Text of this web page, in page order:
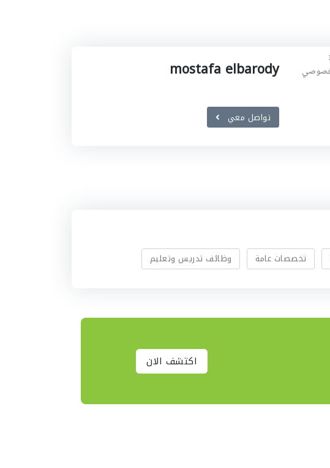
mostafa elbarody
تواصل معي
تخصصات عامة وظائف تدريس وتعليم
اكتشف الان